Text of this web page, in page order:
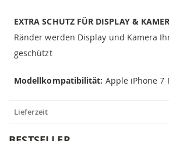
EXTRA SCHUTZ FÜR DISPLAY &
Ränder werden Display und Kamera
geschützt
Modellkompatibilität: Apple iPhone 7
Lieferzeit